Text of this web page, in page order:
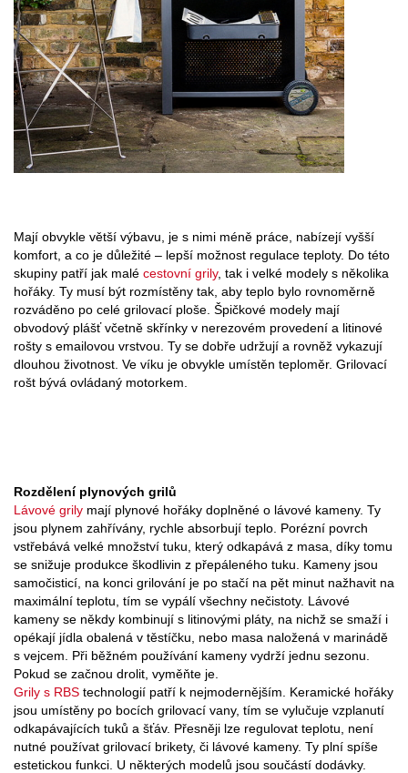
Mají obvykle větší výbavu, je s nimi méně práce, nabízejí vyšší
komfort, a co je důležité – lepší možnost regulace teploty. Do této
skupiny patří jak malé cestovní grily, tak i velké modely s několika
hořáky. Ty musí být rozmístěny tak, aby teplo bylo rovnoměrně
rozváděno po celé grilovací ploše. Špičkové modely mají
obvodový plášť včetně skřínky v nerezovém provedení a litinové
rošty s emailovou vrstvou. Ty se dobře udržují a rovněž vykazují
dlouhou životnost. Ve víku je obvykle umístěn teploměr. Grilovací
rošt bývá ovládaný motorkem.
Rozdělení plynových grilů
Lávové grily mají plynové hořáky doplněné o lávové kameny. Ty
jsou plynem zahřívány, rychle absorbují teplo. Porézní povrch
vstřebává velké množství tuku, který odkapává z masa, díky tomu
se snižuje produkce škodlivin z přepáleného tuku. Kameny jsou
samočisticí, na konci grilování je po stačí na pět minut nažhavit na
maximální teplotu, tím se vypálí všechny nečistoty. Lávové
kameny se někdy kombinují s litinovými pláty, na nichž se smaží i
opékají jídla obalená v těstíčku, nebo masa naložená v marinádě
s vejcem. Při běžném používání kameny vydrží jednu sezonu.
Pokud se začnou drolit, vyměňte je.
Grily s RBS technologií patří k nejmodernějším. Keramické hořáky
jsou umístěny po bocích grilovací vany, tím se vylučuje vzplanutí
odkapávajících tuků a šťáv. Přesněji lze regulovat teplotu, není
nutné používat grilovací brikety, či lávové kameny. Ty plní spíše
estetickou funkci. U některých modelů jsou součástí dodávky.